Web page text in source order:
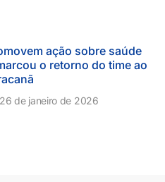
ação sobre saúde
o retorno do time ao
de janeiro de 2026